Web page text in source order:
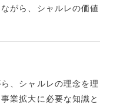
がら、シャルレの価値
、シャルレの理念を理
業拡大に必要な知識と